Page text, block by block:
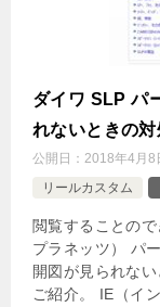
ダイワ SLP パ
れないときの
公開日： 2018年4月8
リールカスタム
閲覧することの
プラネッツ） パ
開図が見られな
ご紹介。 IE（イ